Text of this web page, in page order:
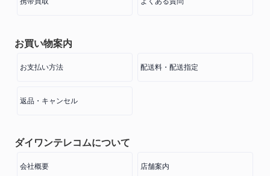
お買い物案内
お支払い方法 配送料・配送指定
返品・キャンセル
ダイワンテレコムについて
会社概要 店舗案内